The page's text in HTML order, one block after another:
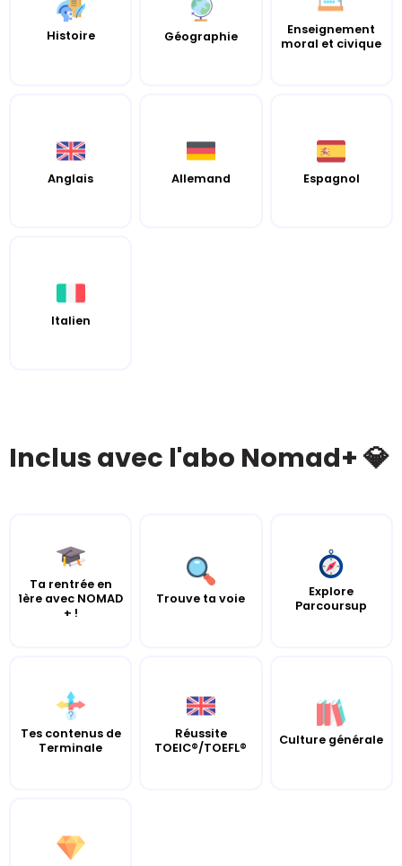
Histoire Géographie
Enseignement
moral et civique
Anglais Allemand Espagnol
Italien
Inclus avec l'abo Nomad+ 💎
Ta rentrée en
1ère avec NOMAD
+ !
Trouve ta voie
Explore
Parcoursup
Tes contenus de
Terminale
Réussite
TOEIC®/TOEFL®
Culture générale